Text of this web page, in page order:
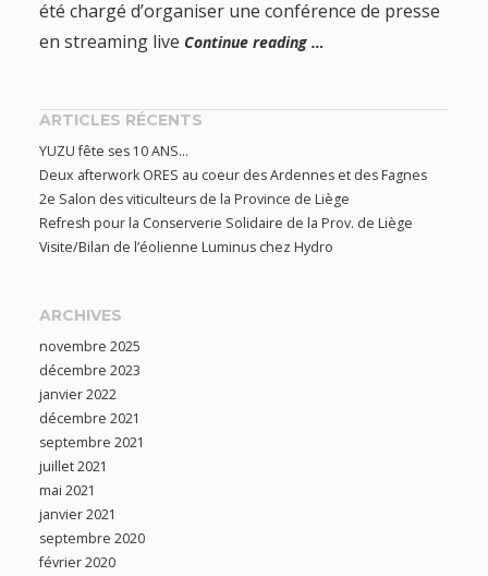
été chargé d’organiser une conférence de presse
en streaming live Continue reading …
ARTICLES RÉCENTS
YUZU fête ses 10 ANS…
Deux afterwork ORES au coeur des Ardennes et des Fagnes
2e Salon des viticulteurs de la Province de Liège
Refresh pour la Conserverie Solidaire de la Prov. de Liège
Visite/Bilan de l’éolienne Luminus chez Hydro
ARCHIVES
novembre 2025
décembre 2023
janvier 2022
décembre 2021
septembre 2021
juillet 2021
mai 2021
janvier 2021
septembre 2020
février 2020